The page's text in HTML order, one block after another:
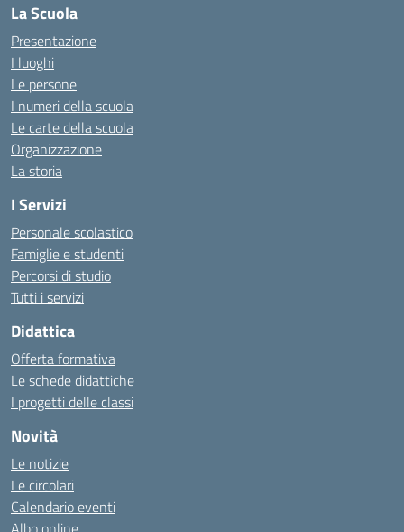
La Scuola
Presentazione
I luoghi
Le persone
I numeri della scuola
Le carte della scuola
Organizzazione
La storia
I Servizi
Personale scolastico
Famiglie e studenti
Percorsi di studio
Tutti i servizi
Didattica
Offerta formativa
Le schede didattiche
I progetti delle classi
Novità
Le notizie
Le circolari
Calendario eventi